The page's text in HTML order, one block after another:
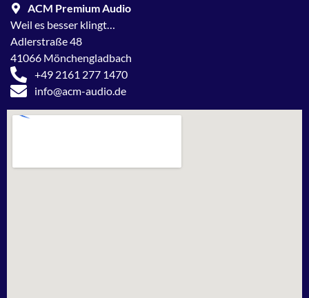
ACM Premium Audio
Weil es besser klingt…
Adlerstraße 48
41066 Mönchengladbach
+49 2161 277 1470
info@acm-audio.de